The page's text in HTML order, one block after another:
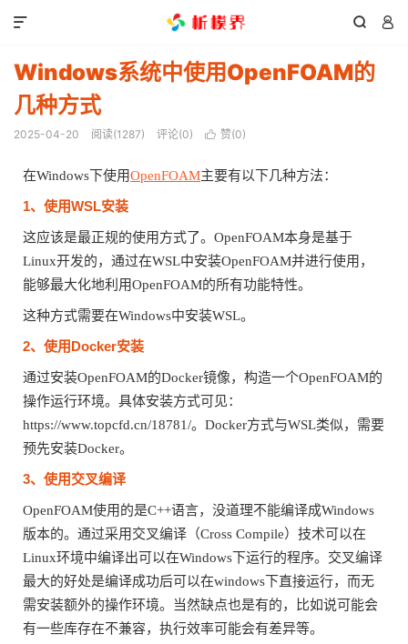
 

Windows系统中使用OpenFOAM的
几种方式
2025-04-20 阅读(1287) 评论(0)  赞(0)
在Windows下使用OpenFOAM主要有以下几种方法：
1、使用WSL安装
这应该是最正规的使用方式了。OpenFOAM本身是基于
Linux开发的，通过在WSL中安装OpenFOAM并进行使用，
能够最大化地利用OpenFOAM的所有功能特性。
这种方式需要在Windows中安装WSL。
2、使用Docker安装
通过安装OpenFOAM的Docker镜像，构造一个OpenFOAM的
操作运行环境。具体安装方式可见：
https://www.topcfd.cn/18781/。Docker方式与WSL类似，需要
预先安装Docker。
3、使用交叉编译
OpenFOAM使用的是C++语言，没道理不能编译成Windows
版本的。通过采用交叉编译（Cross Compile）技术可以在
Linux环境中编译出可以在Windows下运行的程序。交叉编译
最大的好处是编译成功后可以在windows下直接运行，而无
需安装额外的操作环境。当然缺点也是有的，比如说可能会
有一些库存在不兼容，执行效率可能会有差异等。